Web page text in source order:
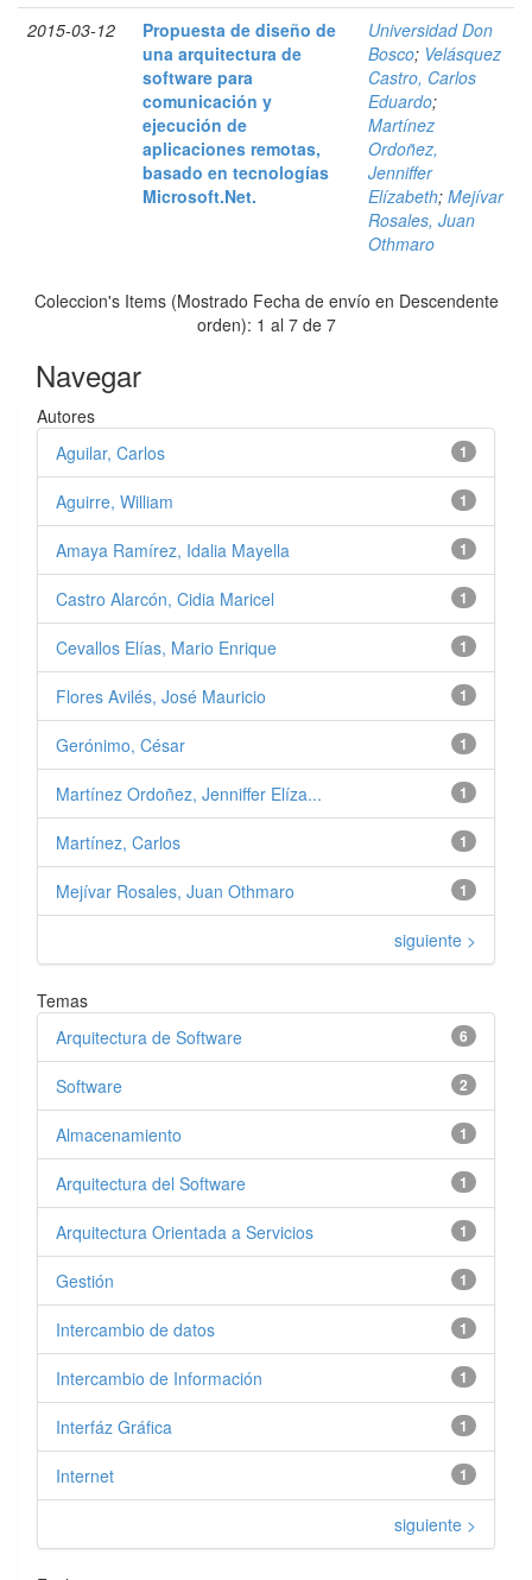
2015-03-12
Propuesta de diseño de
una arquitectura de
software para
comunicación y
ejecución de
aplicaciones remotas,
basado en tecnologías
Microsoft.Net.
Universidad Don
Bosco; Velásquez
Castro, Carlos
Eduardo;
Martínez
Ordoñez,
Jenniffer
Elízabeth; Mejívar
Rosales, Juan
Othmaro
Coleccion's Items (Mostrado Fecha de envío en Descendente
orden): 1 al 7 de 7
Navegar
Autores
1
Aguilar, Carlos
1
Aguirre, William
1
Amaya Ramírez, Idalia Mayella
1
Castro Alarcón, Cidia Maricel
1
Cevallos Elías, Mario Enrique
1
Flores Avilés, José Mauricio
1
Gerónimo, César
1
Martínez Ordoñez, Jenniffer Elíza...
1
Martínez, Carlos
1
Mejívar Rosales, Juan Othmaro
siguiente >
Temas
6
Arquitectura de Software
2
Software
1
Almacenamiento
1
Arquitectura del Software
1
Arquitectura Orientada a Servicios
1
Gestión
1
Intercambio de datos
1
Intercambio de Información
1
Interfáz Gráfica
1
Internet
siguiente >